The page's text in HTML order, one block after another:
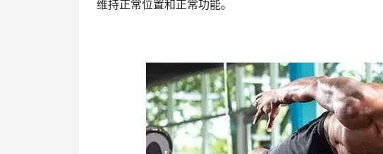
维持正常位置和正常功能。